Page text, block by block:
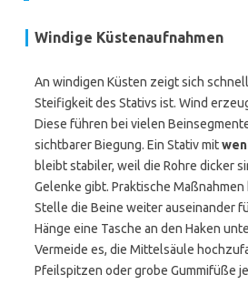
Windige Küstenaufnahmen
An windigen Küsten zeigt sich
Steifigkeit des Stativs ist. Wind
Diese führen bei vielen
sichtbarer Biegung. Ein Stativ mit
bleibt stabiler, weil die Rohre dicker
Gelenke gibt. Praktische
Stelle die Beine weiter auseinander
Hänge eine Tasche an den Haken
Vermeide es, die Mittelsäule
Pfeilspitzen oder grobe Gummifüße